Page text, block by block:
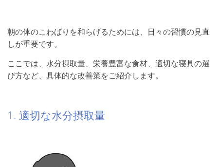
朝の体のこわばりを和らげるためには、日々の習慣の見直
しが重要です。
ここでは、水分摂取量、栄養豊富な食材、適切な寝具の選
び方など、具体的な改善策をご紹介します。
1. 適切な水分摂取量